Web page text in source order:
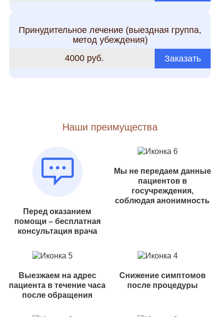
Принудительное лечение (выездная группа,
метод убеждения)
4000 руб.
Заказать
Наши преимущества
Перед оказанием
помощи – бесплатная
консультация врача
Мы не передаем данные
пациентов в
госучреждения,
соблюдая анонимность
Выезжаем на адрес
пациента в течение часа
после обращения
Снижение симптомов
после процедуры